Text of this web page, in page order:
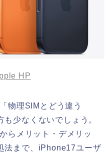
HP
物理SIMとどう違う
少なくないでしょう。
らメリット・デメリッ
法まで、iPhone17ユーザ